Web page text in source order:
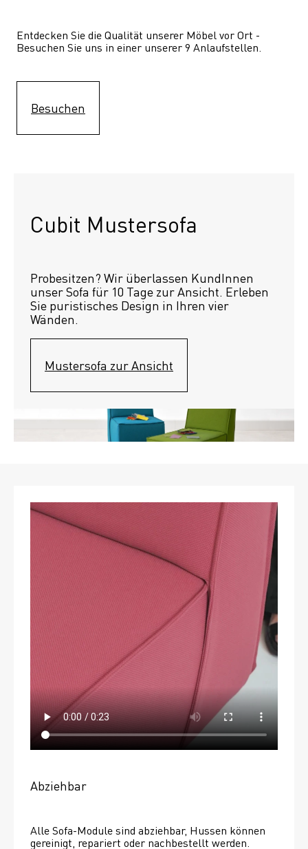
Entdecken Sie die Qualität unserer Möbel vor Ort -
Besuchen Sie uns in einer unserer 9 Anlaufstellen.
Besuchen
Cubit Mustersofa
Probesitzen? Wir überlassen KundInnen
unser Sofa für 10 Tage zur Ansicht. Erleben
Sie puristisches Design in Ihren vier
Wänden.
Mustersofa zur Ansicht
Abziehbar
Alle Sofa-Module sind abziehbar, Hussen können
gereinigt, repariert oder nachbestellt werden.